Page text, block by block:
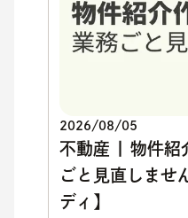
2026/08/05
不動産 | 物件紹
ごと見直しませ
ディ】